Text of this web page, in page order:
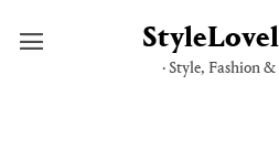
· Style, Fashion &